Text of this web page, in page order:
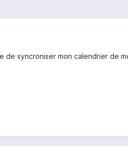
de syncroniser mon calendrier de